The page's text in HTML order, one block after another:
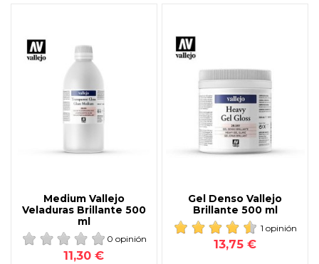
Medium Vallejo
Veladuras Brillante 500
ml
0 opinión
11,30 €
Gel Denso Vallejo
Brillante 500 ml
1 opinión
13,75 €